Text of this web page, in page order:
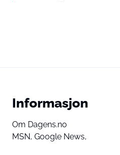
Informasjon
Om Dagens.no
MSN, Google News,